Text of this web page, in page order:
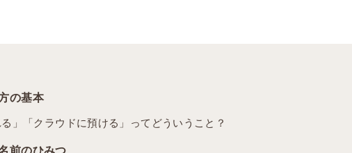
の基本
る」「クラウドに預ける」ってどういうこと？
前のひみつ